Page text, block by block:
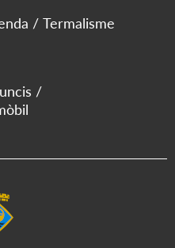
Termalisme